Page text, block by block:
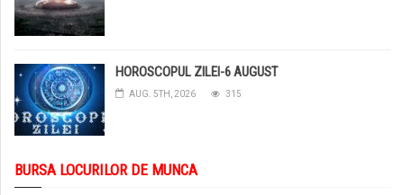
HOROSCOPUL ZILEI-6 AUGUST
AUG. 5TH, 2026 315
BURSA LOCURILOR DE MUNCA